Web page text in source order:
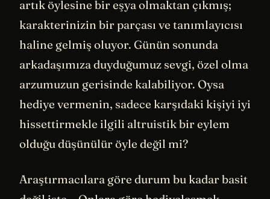
artık öylesine bir eşya olmaktan çıkmış;
karakterinizin bir parçası ve tanımlayıcısı
haline gelmiş oluyor. Günün sonunda
arkadaşımıza duyduğumuz sevgi, özel olma
arzumuzun gerisinde kalabiliyor. Oysa
hediye vermenin, sadece karşıdaki kişiyi iyi
hissettirmekle ilgili altruistik bir eylem
olduğu düşünülür öyle değil mi?
Araştırmacılara göre durum bu kadar basit